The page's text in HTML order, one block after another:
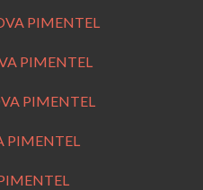
PIMENTEL
PIMENTEL
PIMENTEL
PIMENTEL